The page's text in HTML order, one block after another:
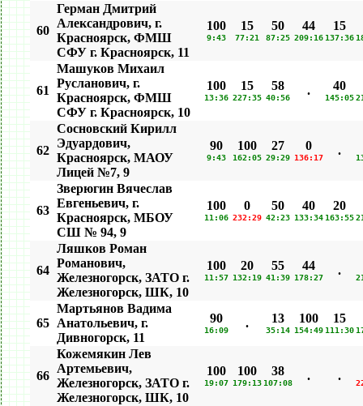
60
Герман Дмитрий
Александрович, г.
Красноярск, ФМШ
СФУ г. Красноярск, 11
100
9:43
15
77:21
50
87:25
44
209:16
15
137:36
61
Машуков Михаил
Русланович, г.
Красноярск, ФМШ
СФУ г. Красноярск, 10
100
13:36
15
227:35
58
40:56
. 40
145:05
62
Сосновский Кирилл
Эдуардович,
Красноярск, МАОУ
Лицей №7, 9
90
9:43
100
162:05
27
29:29
0
136:17
.
63
Зверюгин Вячеслав
Евгеньевич, г.
Красноярск, МБОУ
СШ № 94, 9
100
11:06
0
232:29
50
42:23
40
133:34
20
163:55
64
Ляшков Роман
Романович,
Железногорск, ЗАТО г.
Железногорск, ШК, 10
100
11:57
20
132:19
55
41:39
44
178:27
.
65
Мартьянов Вадима
Анатольевич, г.
Дивногорск, 11
90
16:09
. 13
35:14
100
154:49
15
111:30
66
Кожемякин Лев
Артемьевич,
Железногорск, ЗАТО г.
Железногорск, ШК, 10
100
19:07
100
179:13
38
107:08
. .